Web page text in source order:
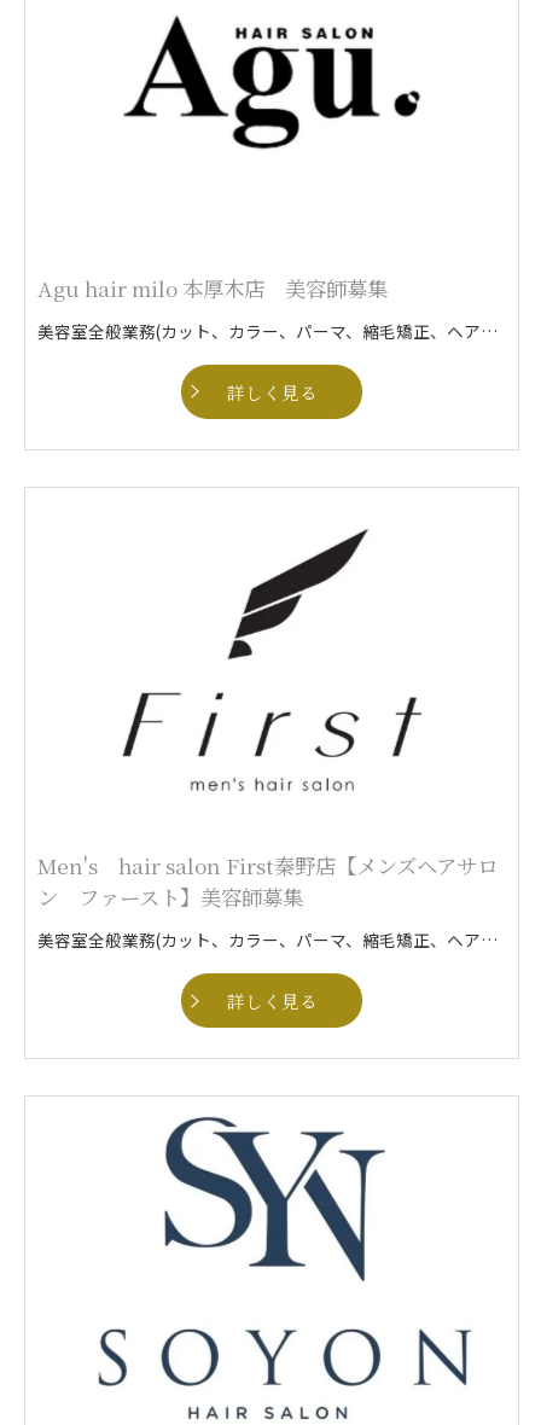
Agu hair milo 本厚木店 美容師募集
美容室全般業務(カット、カラー、パーマ、縮毛矯正、ヘアセットなど)
詳しく見る
Men's hair salon First秦野店【メンズヘアサロ
ン ファースト】美容師募集
美容室全般業務(カット、カラー、パーマ、縮毛矯正、ヘアセットなど)
詳しく見る